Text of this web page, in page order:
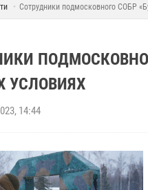
Сотрудники подмосковного СОБР
УСЛОВИЯХ
14:44